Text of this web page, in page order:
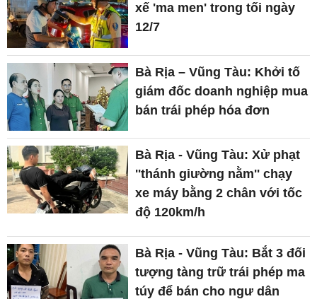
xế 'ma men' trong tối ngày
12/7
Bà Rịa – Vũng Tàu: Khởi tố
giám đốc doanh nghiệp mua
bán trái phép hóa đơn
Bà Rịa - Vũng Tàu: Xử phạt
''thánh giường nằm'' chạy
xe máy bằng 2 chân với tốc
độ 120km/h
Bà Rịa - Vũng Tàu: Bắt 3 đối
tượng tàng trữ trái phép ma
túy để bán cho ngư dân